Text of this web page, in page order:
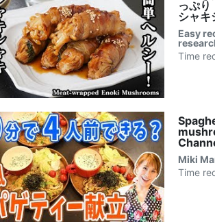
っぷり
シャキ
のおう
Easy
Time
Miki
Time